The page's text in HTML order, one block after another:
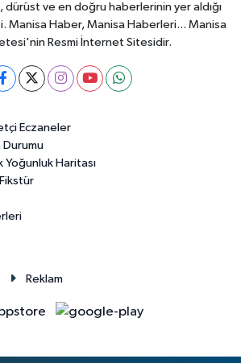
dürüst ve en doğru haberlerinin yer aldığı
Manisa Haber, Manisa Haberleri... Manisa
Resmi İnternet Sitesidir.
Eczaneler
Durumu
Yoğunluk Haritası
Reklam